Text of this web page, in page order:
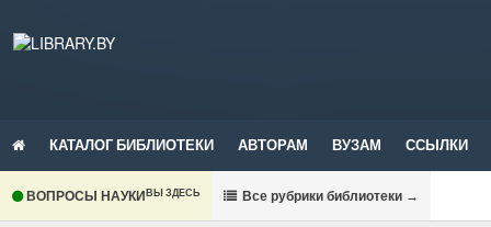
КАТАЛОГ БИБЛИОТЕКИ АВТОРАМ ВУЗАМ ССЫЛКИ
ВОПРОСЫ НАУКИВЫ ЗДЕСЬ Все рубрики библиотеки →